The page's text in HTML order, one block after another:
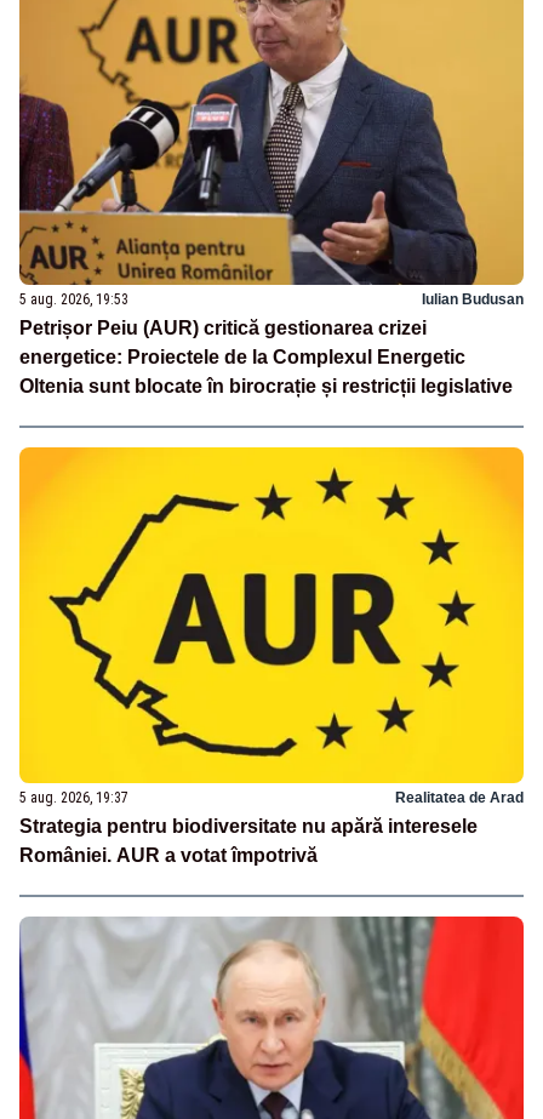
5 aug. 2026, 19:53 Iulian Budusan
Petrișor Peiu (AUR) critică gestionarea crizei
energetice: Proiectele de la Complexul Energetic
Oltenia sunt blocate în birocrație și restricții legislative
5 aug. 2026, 19:37 Realitatea de Arad
Strategia pentru biodiversitate nu apără interesele
României. AUR a votat împotrivă